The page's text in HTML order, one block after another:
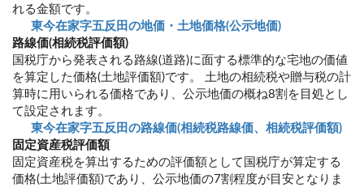
れる金額です。
東今在家字五反田の地価・土地価格(公示地価)
路線価(相続税評価額)
国税庁から発表される路線(道路)に面する標準的な宅地の価値
を算定した価格(土地評価額)です。 土地の相続税や贈与税の計
算時に用いられる価格であり、公示地価の概ね8割を目処とし
て設定されます。
東今在家字五反田の路線価(相続税路線価、相続税評価額)
固定資産税評価額
固定資産税を算出するための評価額として国税庁が算定する
価格(土地評価額)であり、公示地価の7割程度が目安となりま